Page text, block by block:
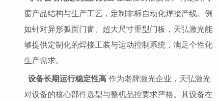
窗产品结构与生产工艺，定制非标自动化焊接产线。例
如针对异形弧面门窗、超大尺寸重型门板，天弘激光能
够提供定制化的焊接工装与运动控制系统，满足个性化
生产需求。
设备长期运行稳定性高作为老牌激光企业，天弘激光
对设备的核心部件选型与整机品控要求严格。其设备在